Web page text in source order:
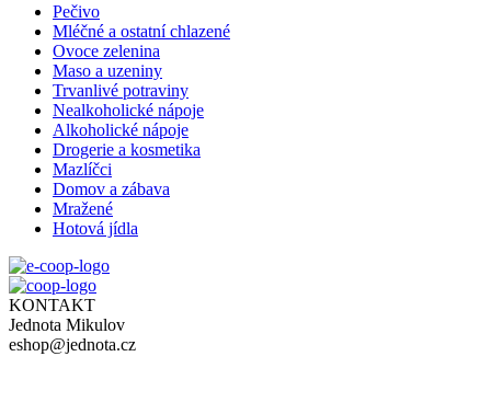
Pečivo
Mléčné a ostatní chlazené
Ovoce zelenina
Maso a uzeniny
Trvanlivé potraviny
Nealkoholické nápoje
Alkoholické nápoje
Drogerie a kosmetika
Mazlíčci
Domov a zábava
Mražené
Hotová jídla
KONTAKT
Jednota Mikulov
eshop@jednota.cz